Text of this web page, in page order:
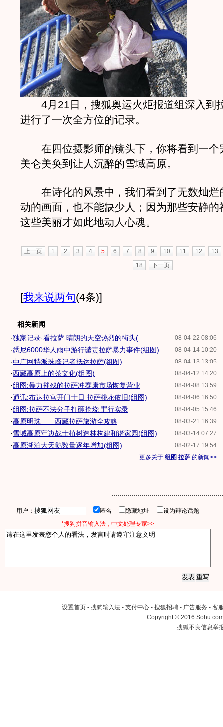
4月21日，搜狐奥运火炬报道组深入到
进行了一次全方位的记录。
在四位摄影师的镜头下，你将看到一个
美仑美奂到让人沉醉的雪域高原。
在诗化的风景中，我们看到了无数灿烂
动的画面，也不能缺少人；因为那些安静的
这些美丽才如此地动人心魂。
上一页 1 2 3 4 5 6 7 8 9 10 11 12
13
18
下一页
[我来说两句(4条)]
相关新闻
08-04-22 08:06
·独家记录·看拉萨:晴朗的天空热烈的街头(...
08-04-14 10:20
·悉尼6000华人雨中游行谴责拉萨暴力事件(组图)
08-04-13 13:05
·中广网特派珠峰记者抵达拉萨(组图)
08-04-12 14:20
·西藏高原上的茶文化(组图)
08-04-08 13:59
·组图:暴力摧残的拉萨冲赛康市场恢复营业
08-04-06 16:50
·通讯:布达拉宫开门十日 拉萨桃花依旧(组图)
08-04-05 15:46
·组图:拉萨不法分子打砸抢烧 罪行实录
08-03-21 16:39
·高原明珠——西藏拉萨旅游全攻略
08-03-14 07:27
·雪域高原守边战士植树造林构建和谐家园(组图)
08-02-17 19:54
·高原湖泊大天鹅数量逐年增加(组图)
更多关于 组图 拉萨 的新闻>>
用户： 匿名 隐藏地址
设为辩论话题
*搜狗拼音输入法，中文处理专家>>
设置首页 - 搜狗输入法 - 支付中心 - 搜狐招聘 - 广告服务 - 客
Copyright©2016
搜狐不良信息举